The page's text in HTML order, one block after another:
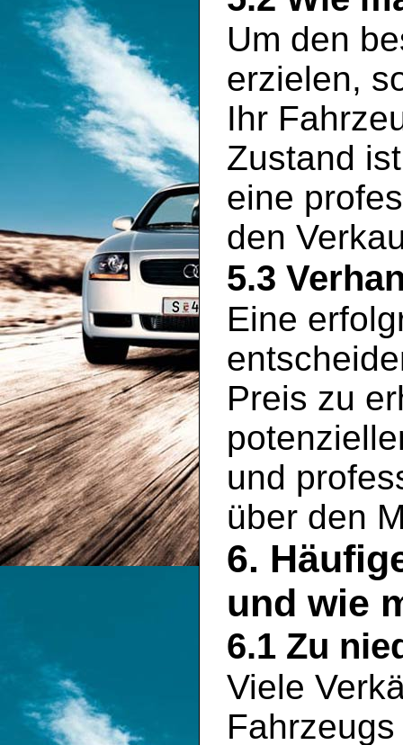
Um den
erzielen,
Ihr
Zustand
eine
den
5.3
Eine
Preis zu
und
über den
6.
und wie
6.1 Zu
Viele